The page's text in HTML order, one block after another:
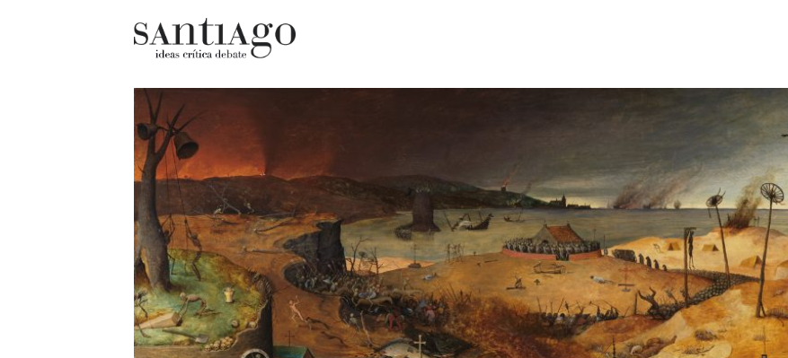
Actualidad
Archivo Cenfoto-UDP
Arquetipos de situación
Artes visuales
Ciencia
Cine y televisión
Ciudad
Diccionario portátil de la literatura
chilena
Documentos
Fragmentos
Gran reserva
Historia
Historia material de los libros
Libros usados
Literatura
Medioambiente
Narrativas visuales
Pensamiento
Pensamiento ilustrado
Personaje